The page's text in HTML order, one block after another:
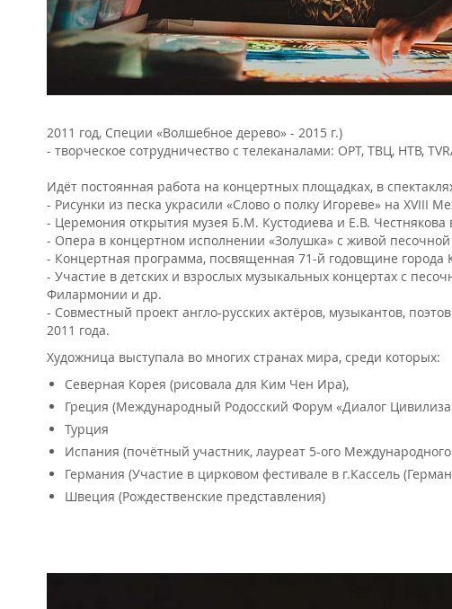
2011 год, Специи «Волшебное дерево» - 2015 г.)
- творческое сотрудничество с телеканалами: ОРТ, ТВЦ, НТВ,
Идёт постоянная работа на концертных площадках, в
- Рисунки из песка украсили «Слово о полку Игореве» на XVIII
- Церемония открытия музея Б.М. Кустодиева и Е.В.
- Опера в концертном исполнении «Золушка» с живой
- Концертная программа, посвященная 71-й годовщине города
- Участие в детских и взрослых музыкальных концертах с
Филармонии и др.
- Совместный проект англо-русских актёров, музыкантов,
2011 года.
Художница выступала во многих странах мира, среди которых:
Северная Корея (рисовала для Ким Чен Ира),
Греция (Международный Родосский Форум «Диалог
Турция
Испания (почётный участник, лауреат 5-ого
Германия (Участие в цирковом фестивале в г.Кассель
Швеция (Рождественские представления)